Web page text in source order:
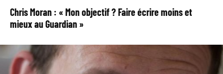
Chris Moran : « Mon objectif ? Faire écrire moins et
mieux au Guardian »